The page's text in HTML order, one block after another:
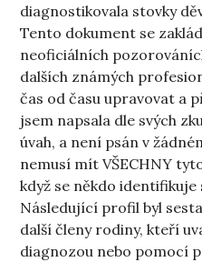
diagnostikovala stovky
Tento dokument se
neoficiálních
dalších známých
čas od času upravovat a
jsem napsala dle svých
úvah, a není psán v
nemusí mít VŠECHNY
když se někdo identifikuje
Následující profil byl
další členy rodiny, kteří
diagnozou nebo pomocí